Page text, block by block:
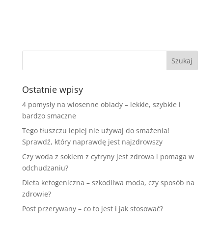
Ostatnie wpisy
4 pomysły na wiosenne obiady – lekkie, szybkie i
bardzo smaczne
Tego tłuszczu lepiej nie używaj do smażenia!
Sprawdź, który naprawdę jest najzdrowszy
Czy woda z sokiem z cytryny jest zdrowa i pomaga w
odchudzaniu?
Dieta ketogeniczna – szkodliwa moda, czy sposób na
zdrowie?
Post przerywany – co to jest i jak stosować?